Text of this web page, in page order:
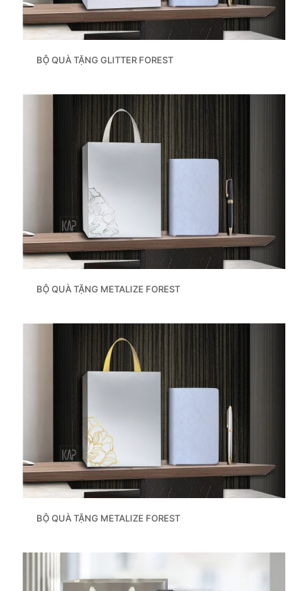
BỘ QUÀ TẶNG GLITTER FOREST
BỘ QUÀ TẶNG METALIZE FOREST
BỘ QUÀ TẶNG METALIZE FOREST